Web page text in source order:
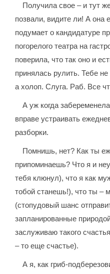
Получила свое – и тут
позвали, видите ли! А она
подумает о кандидатуре
погорелого театра на
поверила, что так оно и
принялась рулить. Тебе
а холоп. Слуга. Раб. Все
А уж когда
вправе устраивать
разборки.
Помнишь, нет? Как ты
припоминаешь? Что я и
тебя клюнул), что я как
тобой станешь!), что ты –
(стопудовый шанс
запланированные
заслуживаю такого
– то еще счастье).
А я, как гриб-